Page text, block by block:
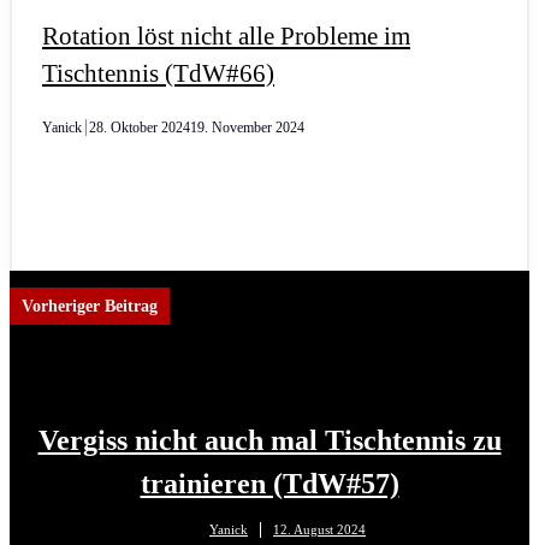
Rotation löst nicht alle Probleme im
Tischtennis (TdW#66)
Yanick 28. Oktober 202419. November 2024
Vorheriger Beitrag
Vergiss nicht auch mal Tischtennis zu
trainieren (TdW#57)
Yanick 12. August 2024